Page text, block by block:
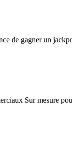
de gagner un
Sur mesure